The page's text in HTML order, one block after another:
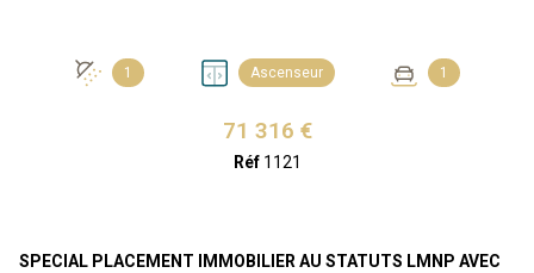
1 Ascenseur 1
71 316 €
Réf 1121
SPECIAL PLACEMENT IMMOBILIER AU STATUTS LMNP AVEC